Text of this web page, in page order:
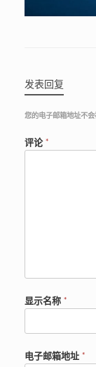
发表回复
您的电子邮箱地址不会
评论*
显示名称 *
电子邮箱地址 *